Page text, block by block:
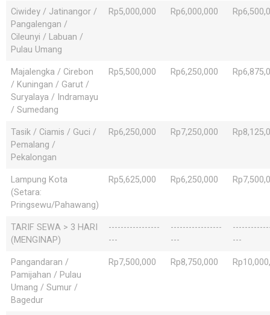
Ciwidey / Jatinangor /
Pangalengan /
Cileunyi / Labuan /
Pulau Umang
Rp5,000,000 Rp6,000,000
Majalengka / Cirebon
/ Kuningan / Garut /
Suryalaya / Indramayu
/ Sumedang
Rp5,500,000 Rp6,250,000
Tasik / Ciamis / Guci /
Pemalang /
Pekalongan
Rp6,250,000 Rp7,250,000
Lampung Kota
(Setara:
Pringsewu/Pahawang)
Rp5,625,000 Rp6,250,000
TARIF SEWA > 3 HARI
(MENGINAP)
-----------------
---
-----------------
---
---
Pangandaran /
Pamijahan / Pulau
Umang / Sumur /
Bagedur
Rp7,500,000 Rp8,750,000